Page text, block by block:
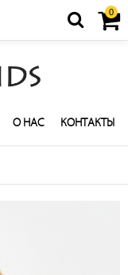
0
О НАС КОНТАКТЫ